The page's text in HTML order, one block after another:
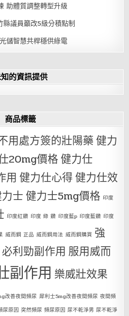
助體質調整轉型升級
議員籲改5級分積點制
儲智慧共桿穩供綠電
的資訊提供
商品標籤
用處方簽的壯陽藥健力
20mg價格健力仕
用 健力仕心得健力仕效
士健力士5mg價格 印度
印度紅鑽 印度 綠 鑽 印度藍p 印度藍鑽 印度
威而鋼 正品 威而鋼用法 威而鋼購買 強
必利勁副作用 服用威而
副作用 樂威壯效果
改善夜間頻尿 犀利士5mg改善夜間頻尿 夜間頻
原因 突然頻尿 頻尿原因 尿不乾淨男 尿不乾淨